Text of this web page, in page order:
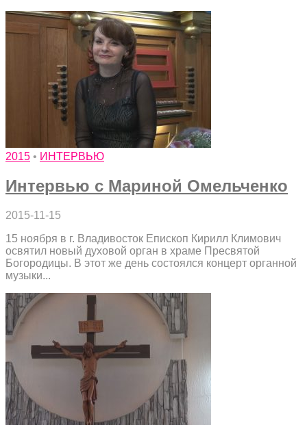
2015 • ИНТЕРВЬЮ
Интервью с Мариной Омельченко
2015-11-15
15 ноября в г. Владивосток Епископ Кирилл Климович
освятил новый духовой орган в храме Пресвятой
Богородицы. В этот же день состоялся концерт органной
музыки...